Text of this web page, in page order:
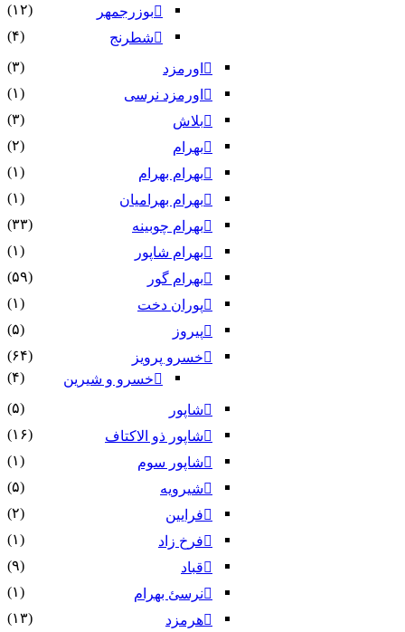
بوزرجمهر
(۱۲)
شطرنج
(۴)
اورمزد
(۳)
اورمزد نرسى‏
(۱)
بلاش
(۳)
بهرام
(۲)
بهرام بهرام
(۱)
بهرام بهرامیان‏
(۱)
بهرام چوبینه
(۳۳)
بهرام شاپور
(۱)
بهرام گور
(۵۹)
پوران دخت
(۱)
پیروز
(۵)
خسرو پرویز
(۶۴)
خسرو و شیرین
(۴)
شاپور
(۵)
شاپور ذو الاکتاف
(۱۶)
شاپور سوم‏
(۱)
شیرویه
(۵)
فرایین
(۲)
فرخ زاد
(۱)
قباد
(۹)
نرسئ بهرام‏
(۱)
هرمزد
(۱۳)